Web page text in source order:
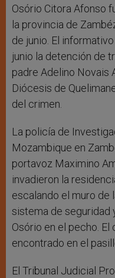
Osório Citora Afonso
la provincia de
de junio. El informativo
junio la detención de
padre Adelino Novais
Diócesis de
del crimen.
La policía de
Mozambique en
portavoz Maximino
invadieron la
escalando el muro de
sistema de seguridad
Osório en el pecho.
encontrado en el
El Tribunal Judicial